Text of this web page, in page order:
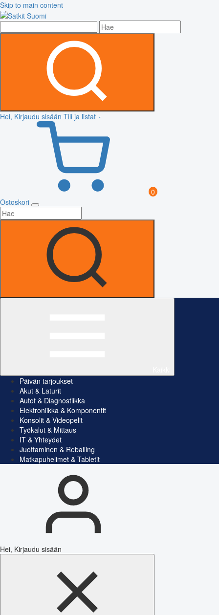
Skip to main content
Hei, Kirjaudu sisään Tili ja listat
0
Ostoskori
Päivän tarjoukset
Akut & Laturit
Autot & Diagnostiikka
Elektroniikka & Komponentit
Konsolit & Videopelit
Työkalut & Mittaus
IT & Yhteydet
Juottaminen & Reballing
Matkapuhelimet & Tabletit
Hei, Kirjaudu sisään